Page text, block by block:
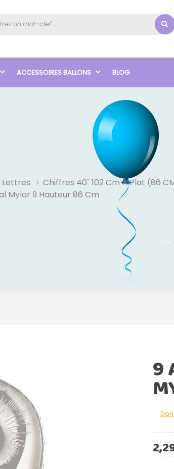
ACCESSOIRES BALLONS BLOG
Lettres
Chiffres 40" 102 Cm À Plat (86
Mylar 9 Hauteur 86 Cm
9